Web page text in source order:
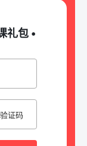
礼包 •
证码